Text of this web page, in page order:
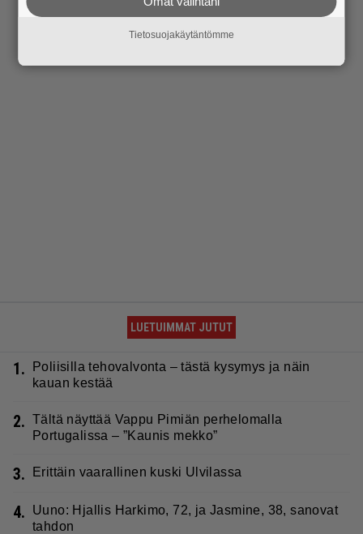
LUETUIMMAT JUTUT
1.
Poliisilla tehovalvonta – tästä kysymys ja näin
kauan kestää
2. Tältä näyttää Vappu Pimiän perhelomalla
Portugalissa – ”Kaunis mekko”
3. Erittäin vaarallinen kuski Ulvilassa
4.
Uuno: Hjallis Harkimo, 72, ja Jasmine, 38, sanovat
tahdon
Tietosuojakäytäntömme